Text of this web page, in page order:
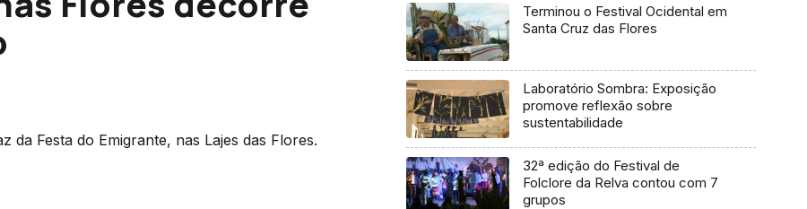
Festa do Emigrante, nas Lajes das Flores.
Terminou o Festival Ocidental em
Santa Cruz das Flores
Laboratório Sombra: Exposição
promove reflexão sobre
sustentabilidade
32ª edição do Festival de
Folclore da Relva contou com 7
grupos